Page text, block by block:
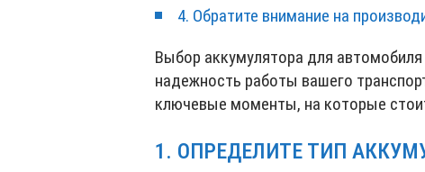
4. Обратите внимание на
Выбор аккумулятора для
надежность работы вашего
ключевые моменты, на которые
1. ОПРЕДЕЛИТЕ ТИП